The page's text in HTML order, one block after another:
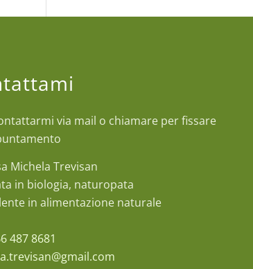
via mail o chiamare per fissare
Michela Trevisan
in biologia, naturopata
in alimentazione naturale
487 8681